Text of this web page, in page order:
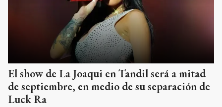
El show de La Joaqui en Tandil será a mitad
de septiembre, en medio de su separación de
Luck Ra